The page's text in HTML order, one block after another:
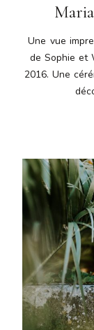
Une vue
de Sophie et
2016. Une